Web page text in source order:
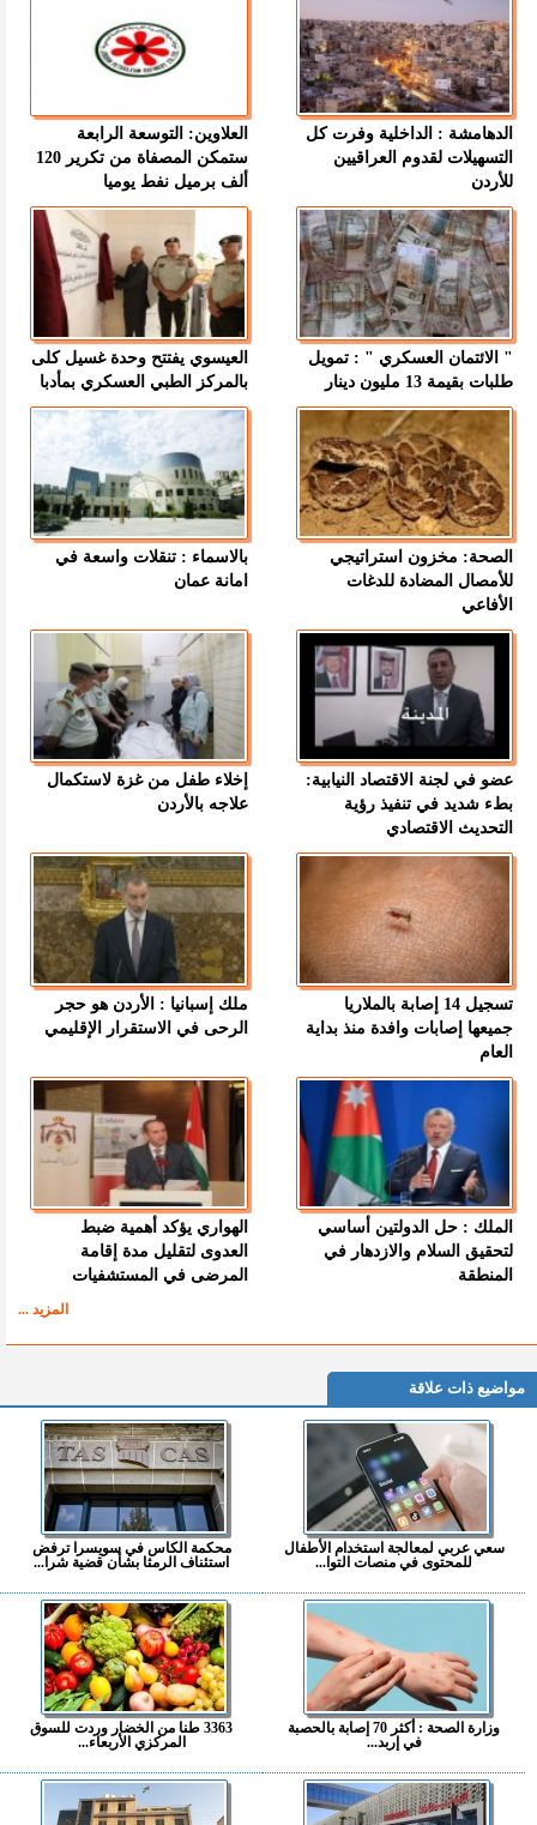
الدهامشة : الداخلية وفرت كل
التسهيلات لقدوم العراقيين
للأردن
العلاوين: التوسعة الرابعة
ستمكن المصفاة من تكرير 120
ألف برميل نفط يوميا
" الائتمان العسكري " : تمويل
طلبات بقيمة 13 مليون دينار
العيسوي يفتتح وحدة غسيل كلى
بالمركز الطبي العسكري بمأدبا
الصحة: مخزون استراتيجي
للأمصال المضادة للدغات
الأفاعي
بالاسماء : تنقلات واسعة في
امانة عمان
عضو في لجنة الاقتصاد النيابية:
بطء شديد في تنفيذ رؤية
التحديث الاقتصادي
إخلاء طفل من غزة لاستكمال
علاجه بالأردن
تسجيل 14 إصابة بالملاريا
جميعها إصابات وافدة منذ بداية
العام
ملك إسبانيا : الأردن هو حجر
الرحى في الاستقرار الإقليمي
الملك : حل الدولتين أساسي
لتحقيق السلام والازدهار في
المنطقة
الهواري يؤكد أهمية ضبط
العدوى لتقليل مدة إقامة
المرضى في المستشفيات
المزيد ...
مواضيع ذات علاقة
سعي عربي لمعالجة استخدام الأطفال
للمحتوى في منصات التوا...
محكمة الكاس في سويسرا ترفض
استئناف الرمثا بشأن قضية شرا...
وزارة الصحة : أكثر 70 إصابة بالحصبة
في إربد...
3363 طنا من الخضار وردت للسوق
المركزي الأربعاء...